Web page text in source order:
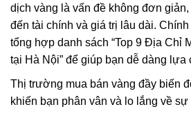
dịch vàng là vấn đề không đơn
đến tài chính và giá trị lâu dài.
tổng hợp danh sách “Top 9 Địa Chỉ
tại Hà Nội” để giúp bạn dễ dàng lựa
Thị trường mua bán vàng đầy biến
khiến bạn phân vân và lo lắng về